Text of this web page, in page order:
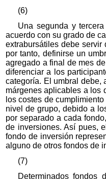
(6)
Una segunda y
acuerdo con su grado de
extrabursátiles debe
por tanto, definirse un
agregado a final de mes
diferenciar a los
categoría. El umbral debe,
márgenes aplicables a los
los costes de
nivel de grupo, debido a
por separado a cada
de inversiones. Así pues,
fondo de inversión
alguno de otros fondos de
(7)
Determinados fondos